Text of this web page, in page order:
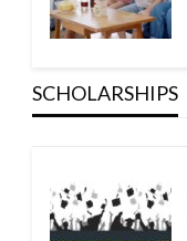
SCHOLARSHIPS